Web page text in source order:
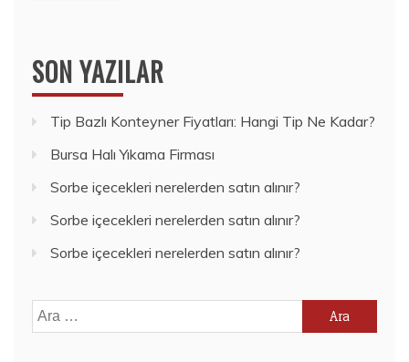
SON YAZILAR
Tip Bazlı Konteyner Fiyatları: Hangi Tip Ne Kadar?
Bursa Halı Yıkama Firması
Sorbe içecekleri nerelerden satın alınır?
Sorbe içecekleri nerelerden satın alınır?
Sorbe içecekleri nerelerden satın alınır?
Arama: